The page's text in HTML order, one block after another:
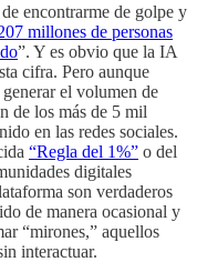
encontrarme de golpe y
millones de personas
”. Y es obvio que la IA
cifra. Pero aunque
el volumen de
de los más de 5 mil
en las redes sociales.
“Regla del 1%” o del
digitales
son verdaderos
de manera ocasional y
“mirones,” aquellos
interactuar.